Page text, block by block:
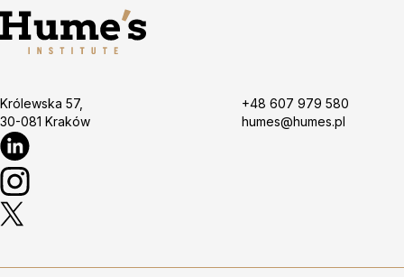
Królewska 57,
30-081 Kraków
+48 607 979 580
humes@humes.pl